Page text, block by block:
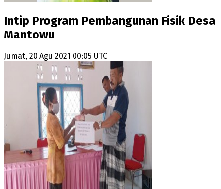
Intip Program Pembangunan Fisik Desa
Mantowu
Jumat, 20 Agu 2021 00:05 UTC